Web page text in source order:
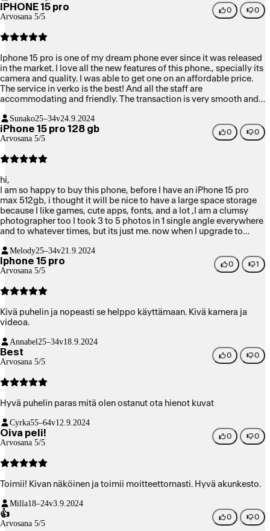
IPHONE 15 pro
Arvosana 5/5
0 0
Iphone 15 pro is one of my dream phone ever since it was released
in the market. I love all the new features of this phone., specially its
camera and quality. I was able to get one on an affordable price.
The service in verko is the best! And all the staff are
accommodating and friendly. The transaction is very smooth and
Sunako25–34v24.9.2024
iPhone 15 pro 128 gb
Arvosana 5/5
0 0
hi,
I am so happy to buy this phone, before I have an iPhone 15 pro
max 512gb, i thought it will be nice to have a large space storage
because I like games, cute apps, fonts, and a lot ,I am a clumsy
photographer too I took 3 to 5 photos in 1 single angle everywhere
and to whatever times, but its just me. now when I upgrade to
smooth.. so smart phone, very affordable price,light to carry, cute,
my best friend phone 🥰
Melody25–34v21.9.2024
Iphone 15 pro
Arvosana 5/5
0 1
Kivä puhelin ja nopeasti se helppo käyttämaan. Kivä kamera ja
videoa.
Annabel25–34v18.9.2024
Best
Arvosana 5/5
0 0
Hyvä puhelin paras mitä olen ostanut ota hienot kuvat
Cyrka55–64v12.9.2024
Oiva peli!
Arvosana 5/5
0 0
Toimii! Kivan näköinen ja toimii moitteettomasti. Hyvä akunkesto.
Milla18–24v3.9.2024
👍
Arvosana 5/5
0 0